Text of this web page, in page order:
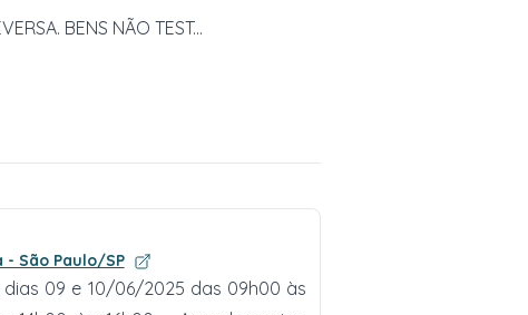
BENS NÃO TEST...
- São Paulo/SP
dias 09 e 10/06/2025 das 09h00 às